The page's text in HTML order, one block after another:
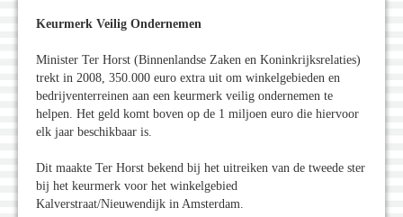
Keurmerk Veilig Ondernemen
Minister Ter Horst (Binnenlandse Zaken en Koninkrijksrelaties)
trekt in 2008, 350.000 euro extra uit om winkelgebieden en
bedrijventerreinen aan een keurmerk veilig ondernemen te
helpen. Het geld komt boven op de 1 miljoen euro die hiervoor
elk jaar beschikbaar is.
Dit maakte Ter Horst bekend bij het uitreiken van de tweede ster
bij het keurmerk voor het winkelgebied
Kalverstraat/Nieuwendijk in Amsterdam.